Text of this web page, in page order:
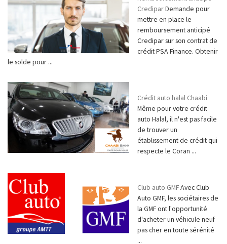
CrediparDemande pour
mettre en place le
remboursement anticipé
Credipar sur son contrat de
crédit PSA Finance. Obtenir
le solde pour ...
Crédit auto halal Chaabi
Même pour votre crédit
auto Halal, il n'est pas facile
de trouver un
établissement de crédit qui
respecte le Coran ...
Club auto GMFAvec Club
Auto GMF, les sociétaires de
la GMF ont l'opportunité
d'acheter un véhicule neuf
pas cher en toute sérénité
...